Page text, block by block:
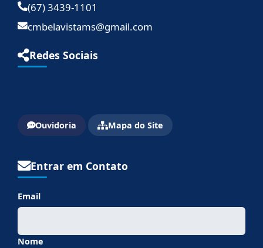
(67) 3439-1101
cmbelavistams@gmail.com
Redes Sociais
Ouvidoria Mapa do Site
Entrar em Contato
Email
Nome